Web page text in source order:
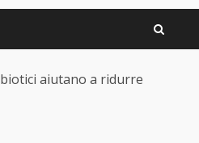
aiutano a ridurre